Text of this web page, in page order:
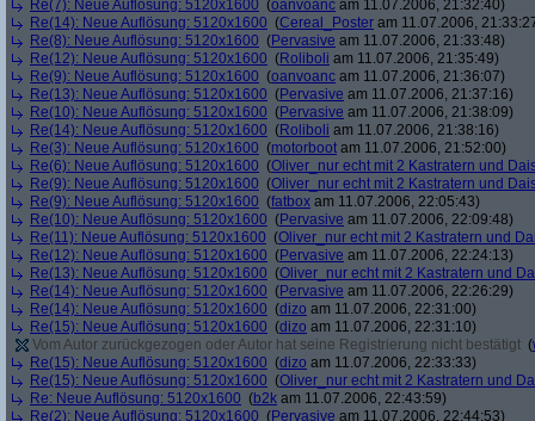
Re(7): Neue Auflösung: 5120x1600 (oanvoanc am 11.07.2006, 21:32:40)
Re(14): Neue Auflösung: 5120x1600 (Cereal_Poster am 11.07.2006,
Re(8): Neue Auflösung: 5120x1600 (Pervasive am 11.07.2006, 21:33:48)
Re(12): Neue Auflösung: 5120x1600 (Roliboli am 11.07.2006, 21:35:49)
Re(9): Neue Auflösung: 5120x1600 (oanvoanc am 11.07.2006, 21:36:07)
Re(13): Neue Auflösung: 5120x1600 (Pervasive am 11.07.2006, 21:37:16)
Re(10): Neue Auflösung: 5120x1600 (Pervasive am 11.07.2006, 21:38:09)
Re(14): Neue Auflösung: 5120x1600 (Roliboli am 11.07.2006, 21:38:16)
Re(3): Neue Auflösung: 5120x1600 (motorboot am 11.07.2006, 21:52:00)
Re(6): Neue Auflösung: 5120x1600 (Oliver_nur echt mit 2 Kastratern und
Re(9): Neue Auflösung: 5120x1600 (Oliver_nur echt mit 2 Kastratern und
Re(9): Neue Auflösung: 5120x1600 (fatbox am 11.07.2006, 22:05:43)
Re(10): Neue Auflösung: 5120x1600 (Pervasive am 11.07.2006, 22:09:48)
Re(11): Neue Auflösung: 5120x1600 (Oliver_nur echt mit 2 Kastratern und
Re(12): Neue Auflösung: 5120x1600 (Pervasive am 11.07.2006, 22:24:13)
Re(13): Neue Auflösung: 5120x1600 (Oliver_nur echt mit 2 Kastratern und
Re(14): Neue Auflösung: 5120x1600 (Pervasive am 11.07.2006, 22:26:29)
Re(14): Neue Auflösung: 5120x1600 (dizo am 11.07.2006, 22:31:00)
Re(15): Neue Auflösung: 5120x1600 (dizo am 11.07.2006, 22:31:10)
Vom Autor zurückgezogen oder Autor hat seine Registrierung nicht bestätigt (
Re(15): Neue Auflösung: 5120x1600 (dizo am 11.07.2006, 22:33:33)
Re(15): Neue Auflösung: 5120x1600 (Oliver_nur echt mit 2 Kastratern und
Re: Neue Auflösung: 5120x1600 (b2k am 11.07.2006, 22:43:59)
Re(2): Neue Auflösung: 5120x1600 (Pervasive am 11.07.2006, 22:44:53)